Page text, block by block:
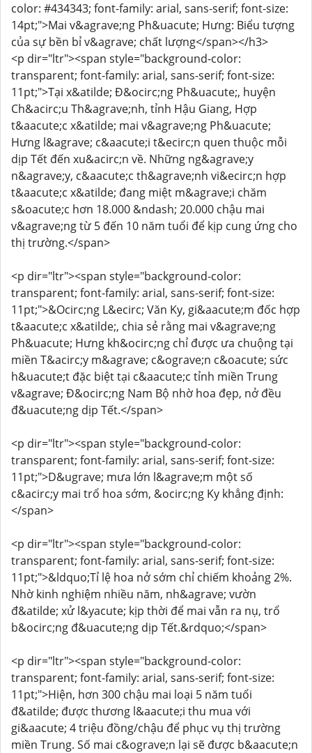
color: #434343; font-family: arial, sans-serif; font-size:
14pt;">Mai v&agrave;ng Ph&uacute; Hưng: Biểu tượng
của sự bền bỉ v&agrave; chất lượng</span></h3>
<p dir="ltr"><span style="background-color:
transparent; font-family: arial, sans-serif; font-size:
11pt;">Tại x&atilde; Đ&ocirc;ng Ph&uacute;, huyện
Ch&acirc;u Th&agrave;nh, tỉnh Hậu Giang, Hợp
t&aacute;c x&atilde; mai v&agrave;ng Ph&uacute;
Hưng l&agrave; c&aacute;i t&ecirc;n quen thuộc mỗi
dịp Tết đến xu&acirc;n về. Những ng&agrave;y
n&agrave;y, c&aacute;c th&agrave;nh vi&ecirc;n hợp
t&aacute;c x&atilde; đang miệt m&agrave;i chăm
s&oacute;c hơn 18.000 &ndash; 20.000 chậu mai
v&agrave;ng từ 5 đến 10 năm tuổi để kịp cung ứng cho
thị trường.</span>
<p dir="ltr"><span style="background-color:
transparent; font-family: arial, sans-serif; font-size:
11pt;">&Ocirc;ng L&ecirc; Văn Ky, gi&aacute;m đốc hợp
t&aacute;c x&atilde;, chia sẻ rằng mai v&agrave;ng
Ph&uacute; Hưng kh&ocirc;ng chỉ được ưa chuộng tại
miền T&acirc;y m&agrave; c&ograve;n c&oacute; sức
h&uacute;t đặc biệt tại c&aacute;c tỉnh miền Trung
v&agrave; Đ&ocirc;ng Nam Bộ nhờ hoa đẹp, nở đều
đ&uacute;ng dịp Tết.</span>
<p dir="ltr"><span style="background-color:
transparent; font-family: arial, sans-serif; font-size:
11pt;">D&ugrave; mưa lớn l&agrave;m một số
c&acirc;y mai trổ hoa sớm, &ocirc;ng Ky khẳng định:
</span>
<p dir="ltr"><span style="background-color:
transparent; font-family: arial, sans-serif; font-size:
11pt;">&ldquo;Tỉ lệ hoa nở sớm chỉ chiếm khoảng 2%.
Nhờ kinh nghiệm nhiều năm, nh&agrave; vườn
đ&atilde; xử l&yacute; kịp thời để mai vẫn ra nụ, trổ
b&ocirc;ng đ&uacute;ng dịp Tết.&rdquo;</span>
<p dir="ltr"><span style="background-color:
transparent; font-family: arial, sans-serif; font-size:
11pt;">Hiện, hơn 300 chậu mai loại 5 năm tuổi
đ&atilde; được thương l&aacute;i thu mua với
gi&aacute; 4 triệu đồng/chậu để phục vụ thị trường
miền Trung. Số mai c&ograve;n lại sẽ được b&aacute;n